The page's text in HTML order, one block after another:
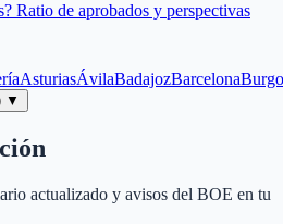
Ratio de aprobados y perspectivas
AsturiasÁvilaBadajozBarcelona
▼
actualizado y avisos del BOE en tu